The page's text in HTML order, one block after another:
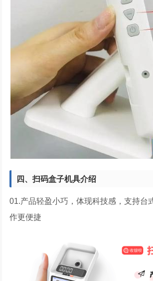
四、扫码盒子机具介绍
01.产品轻盈小巧，体现科技感，支持台
作更便捷